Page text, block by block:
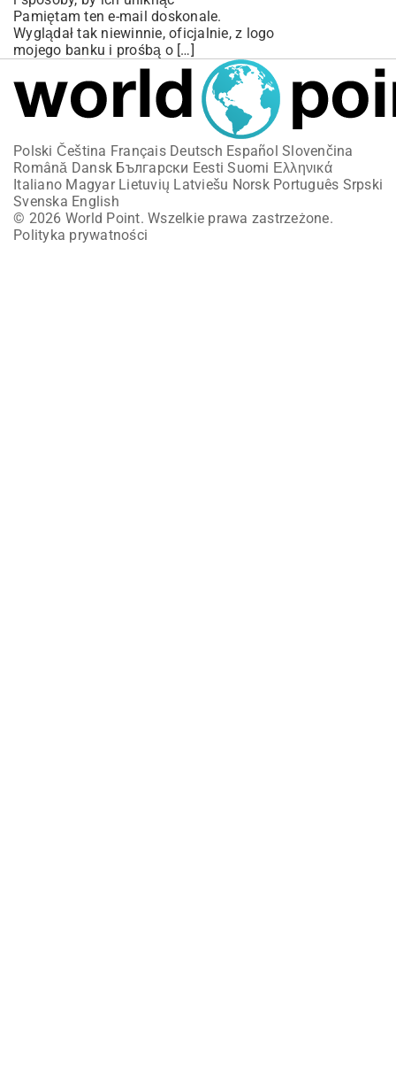
Pamiętam ten e-mail doskonale.
Wyglądał tak niewinnie, oficjalnie, z logo
mojego banku i prośbą o […]
Polski Čeština Français Deutsch Español Slovenčina
Română Dansk Български Eesti Suomi Ελληνικά
Italiano Magyar Lietuvių Latviešu Norsk Português Srpski
Svenska English
© 2026 World Point. Wszelkie prawa zastrzeżone.
Polityka prywatności